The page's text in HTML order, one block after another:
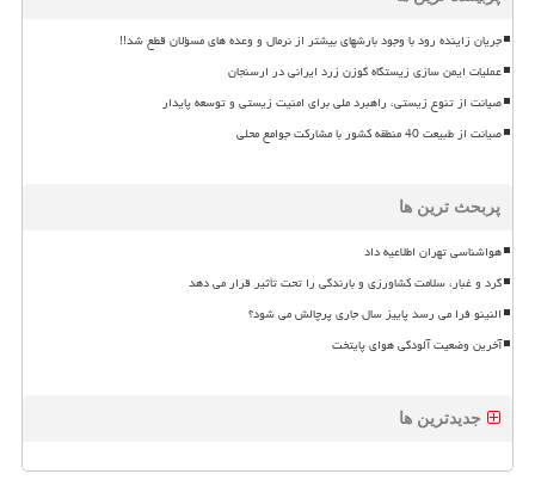
جریان زاینده رود با وجود بارشهای بیشتر از نرمال و وعده های مسؤلان قطع شد!!
عملیات ایمن سازی زیستگاه گوزن زرد ایرانی در ارسنجان
صیانت از تنوع زیستی، راهبرد ملی برای امنیت زیستی و توسعه پایدار
صیانت از طبیعت 40 منطقه کشور با مشارکت جوامع محلی
پربحث ترین ها
هواشناسی تهران اطلاعیه داد
گرد و غبار، سلامت کشاورزی و بارندگی را تحت تأثیر قرار می دهد
النینو فرا می رسد پاییز سال جاری پرچالش می شود؟
آخرین وضعیت آلودگی هوای پایتخت
جدیدترین ها